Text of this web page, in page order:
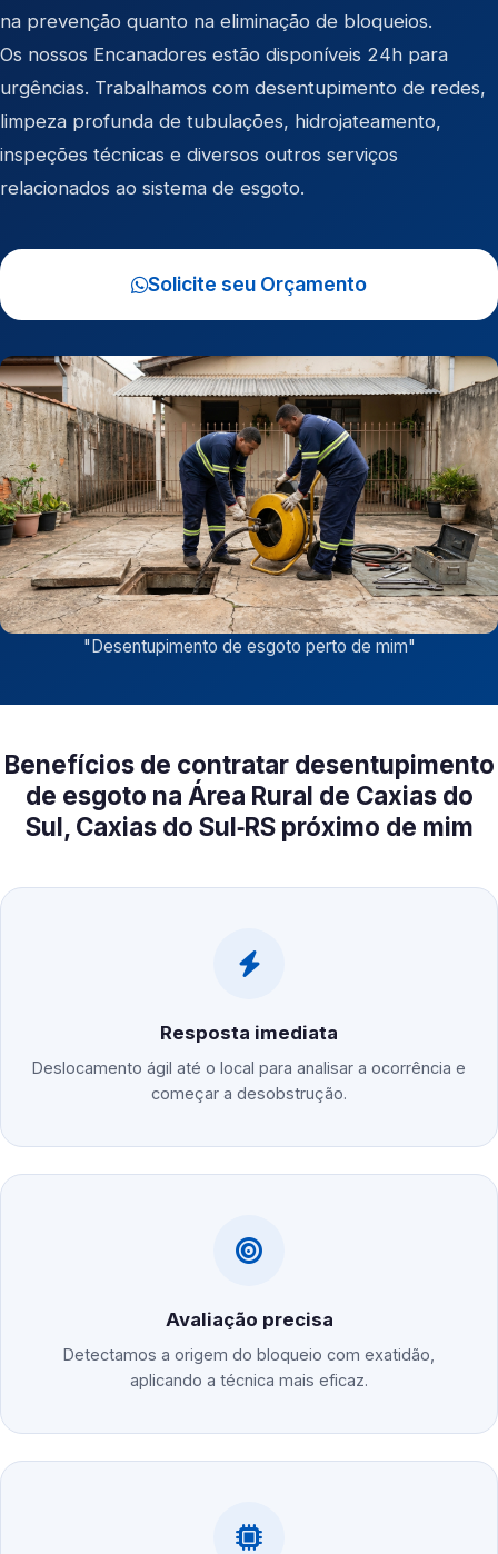
na prevenção quanto na eliminação de bloqueios.
Os nossos Encanadores estão disponíveis 24h para
urgências. Trabalhamos com desentupimento de redes,
limpeza profunda de tubulações, hidrojateamento,
inspeções técnicas e diversos outros serviços
relacionados ao sistema de esgoto.
Solicite seu Orçamento
"Desentupimento de esgoto perto de mim"
Benefícios de contratar desentupimento
de esgoto na Área Rural de Caxias do
Sul, Caxias do Sul‑RS próximo de mim
Resposta imediata
Deslocamento ágil até o local para analisar a ocorrência e
começar a desobstrução.
Avaliação precisa
Detectamos a origem do bloqueio com exatidão,
aplicando a técnica mais eficaz.